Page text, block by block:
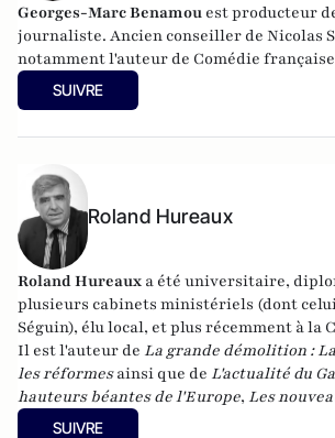
Georges-Marc Benamou est producteur
journaliste. Ancien conseiller de Nicolas
notamment l'auteur de Comédie
coeur du pouvoir
leur que je ne suis pas le diable" (janvier
SUIVRE
Roland Hureaux
Roland Hureaux a été universitaire,
plusieurs cabinets ministériels (dont
Séguin), élu local, et plus récemment à la
Il est l'auteur de La grande démolition :
les réformes ainsi que de L'actualité du
hauteurs béantes de l'Europe, Les
et gnostiques des origines à nos jours
SUIVRE